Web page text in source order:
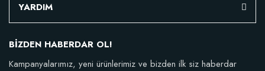
YARDIM
BİZDEN HABERDAR OL!
Kampanyalarımız, yeni ürünlerimiz ve bizden ilk siz haberdar